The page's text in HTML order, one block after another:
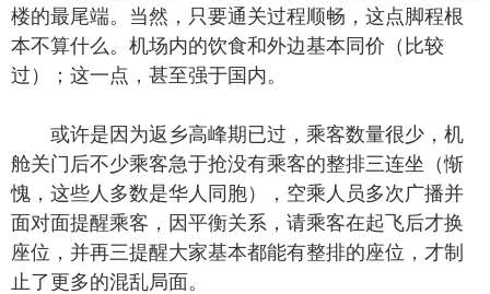
楼的最尾端。当然，只要通关过程顺畅，这点脚程根
本不算什么。机场内的饮食和外边基本同价（比较
过）；这一点，甚至强于国内。
或许是因为返乡高峰期已过，乘客数量很少，机
舱关门后不少乘客急于抢没有乘客的整排三连坐（惭
愧，这些人多数是华人同胞），空乘人员多次广播并
面对面提醒乘客，因平衡关系，请乘客在起飞后才换
座位，并再三提醒大家基本都能有整排的座位，才制
止了更多的混乱局面。